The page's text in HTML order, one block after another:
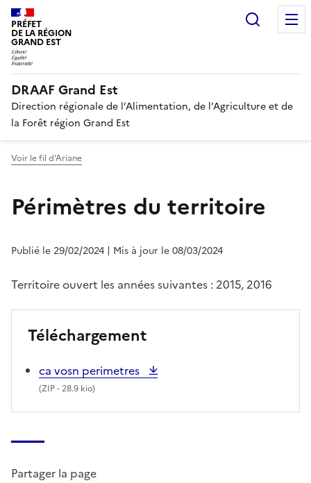
PRÉFET
DE LA RÉGION
GRAND EST
DRAAF Grand Est
Direction régionale de l’Alimentation, de l’Agriculture et de
la Forêt région Grand Est
Voir le fil d'Ariane
Périmètres du territoire
Publié le 29/02/2024 | Mis à jour le 08/03/2024
Territoire ouvert les années suivantes : 2015, 2016
Téléchargement
ca vosn perimetres
(ZIP- 28.9 kio)
Partager la page